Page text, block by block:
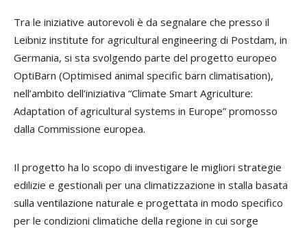
Tra le iniziative autorevoli è da segnalare che presso il
Leibniz institute for agricultural engineering di Postdam, in
Germania, si sta svolgendo parte del progetto europeo
OptiBarn (Optimised animal specific barn climatisation),
nell’ambito dell’iniziativa “Climate Smart Agriculture:
Adaptation of agricultural systems in Europe” promosso
dalla Commissione europea.
Il progetto ha lo scopo di investigare le migliori strategie
edilizie e gestionali per una climatizzazione in stalla basata
sulla ventilazione naturale e progettata in modo specifico
per le condizioni climatiche della regione in cui sorge